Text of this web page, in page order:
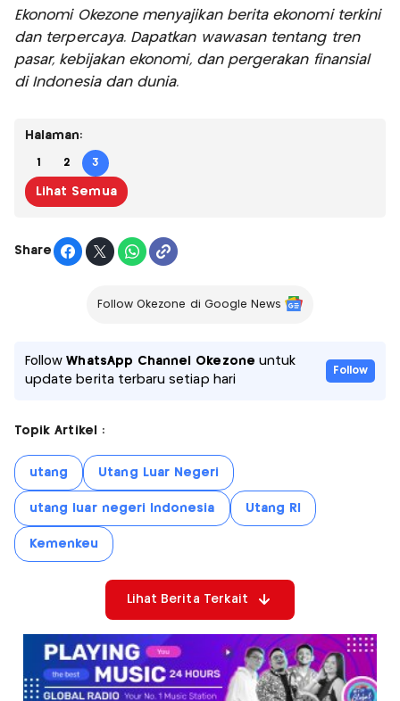
Ekonomi Okezone menyajikan berita ekonomi terkini
dan terpercaya. Dapatkan wawasan tentang tren
pasar, kebijakan ekonomi, dan pergerakan finansial
di Indonesia dan dunia.
Halaman:
1 2 3
Lihat Semua
Share
Follow Okezone di Google News
FollowWhatsApp Channel Okezone untuk
update berita terbaru setiap hari
Follow
Topik Artikel :
utang Utang Luar Negeri
utang luar negeri Indonesia Utang RI
Kemenkeu
Lihat Berita Terkait